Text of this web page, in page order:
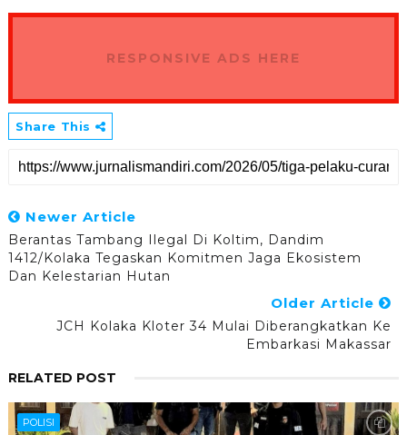
RESPONSIVE ADS HERE
Share This
Newer Article
Berantas Tambang Ilegal Di Koltim, Dandim
1412/Kolaka Tegaskan Komitmen Jaga Ekosistem
Dan Kelestarian Hutan
Older Article
JCH Kolaka Kloter 34 Mulai Diberangkatkan Ke
Embarkasi Makassar
RELATED POST
POLISI